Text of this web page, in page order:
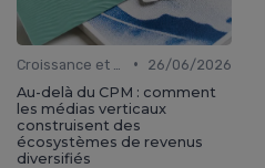
•
26/06/2026
Au-delà du CPM : comment
les médias verticaux
construisent des
écosystèmes de revenus
diversifiés